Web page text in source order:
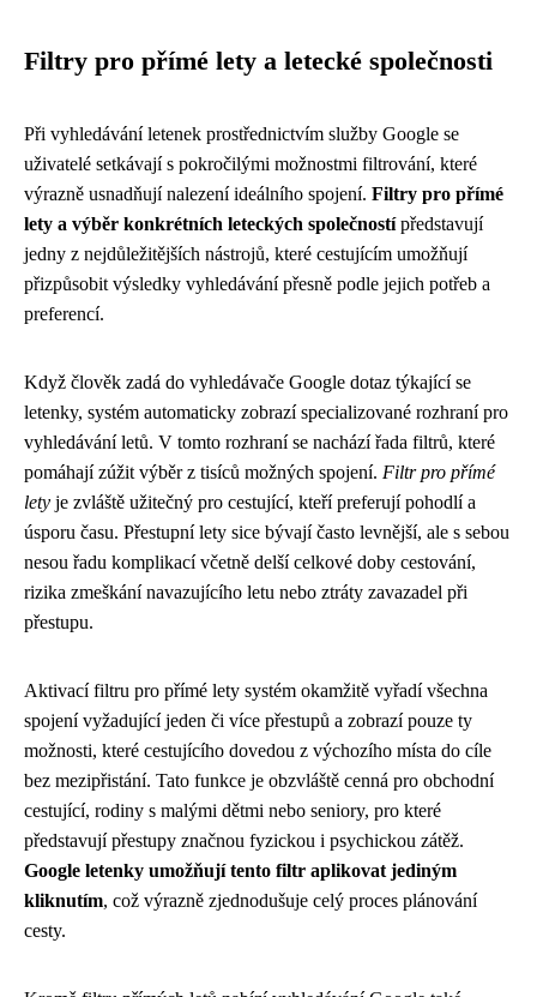
Filtry pro přímé lety a letecké společnosti
Při vyhledávání letenek prostřednictvím služby Google se
uživatelé setkávají s pokročilými možnostmi filtrování, které
výrazně usnadňují nalezení ideálního spojení. Filtry pro přímé
lety a výběr konkrétních leteckých společnostípředstavují
jedny z nejdůležitějších nástrojů, které cestujícím umožňují
přizpůsobit výsledky vyhledávání přesně podle jejich potřeb a
preferencí.
Když člověk zadá do vyhledávače Google dotaz týkající se
letenky, systém automaticky zobrazí specializované rozhraní pro
vyhledávání letů. V tomto rozhraní se nachází řada filtrů, které
pomáhají zúžit výběr z tisíců možných spojení. Filtr pro přímé
lety je zvláště užitečný pro cestující, kteří preferují pohodlí a
úsporu času. Přestupní lety sice bývají často levnější, ale s sebou
nesou řadu komplikací včetně delší celkové doby cestování,
rizika zmeškání navazujícího letu nebo ztráty zavazadel při
přestupu.
Aktivací filtru pro přímé lety systém okamžitě vyřadí všechna
spojení vyžadující jeden či více přestupů a zobrazí pouze ty
možnosti, které cestujícího dovedou z výchozího místa do cíle
bez mezipřistání. Tato funkce je obzvláště cenná pro obchodní
cestující, rodiny s malými dětmi nebo seniory, pro které
představují přestupy značnou fyzickou i psychickou zátěž.
Google letenky umožňují tento filtr aplikovat jediným
kliknutím, což výrazně zjednodušuje celý proces plánování
cesty.